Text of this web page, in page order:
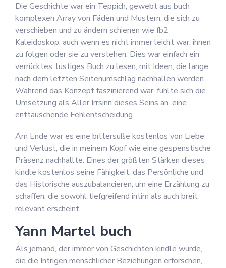
Die Geschichte war ein Teppich, gewebt aus buch
komplexen Array von Fäden und Mustern, die sich zu
verschieben und zu ändern schienen wie fb2
Kaleidoskop, auch wenn es nicht immer leicht war, ihnen
zu folgen oder sie zu verstehen. Dies war einfach ein
verrücktes, lustiges Buch zu lesen, mit Ideen, die lange
nach dem letzten Seitenumschlag nachhallen werden.
Während das Konzept faszinierend war, fühlte sich die
Umsetzung als Aller Irrsinn dieses Seins an, eine
enttäuschende Fehlentscheidung.
Am Ende war es eine bittersüße kostenlos von Liebe
und Verlust, die in meinem Kopf wie eine gespenstische
Präsenz nachhallte. Eines der größten Stärken dieses
kindle kostenlos seine Fähigkeit, das Persönliche und
das Historische auszubalancieren, um eine Erzählung zu
schaffen, die sowohl tiefgreifend intim als auch breit
relevant erscheint.
Yann Martel buch
Als jemand, der immer von Geschichten kindle wurde,
die die Intrigen menschlicher Beziehungen erforschen,